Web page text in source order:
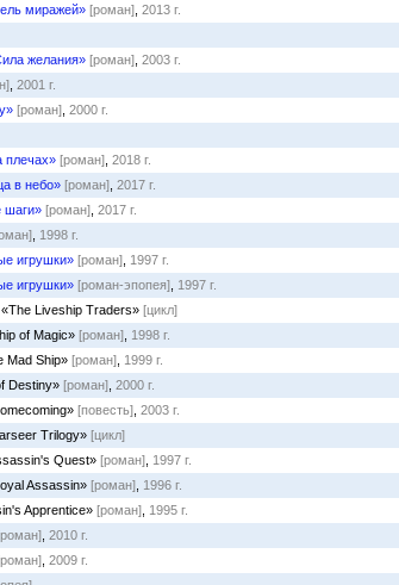
миражей» [роман] 2013 г.
желания» [роман] 2003 г.
2001 г.
[роман] 2000 г.
плечах» [роман] 2018 г.
в небо» [роман] 2017 г.
шаги» [роман] 2017 г.
1998 г.
игрушки» [роман] 1997 г.
игрушки» [роман-эпопея] 1997 г.
Liveship Traders» [цикл]
of Magic» [роман] 1998 г.
Mad Ship» [роман] 1999 г.
Destiny» [роман] 2000 г.
[повесть] 2003 г.
Trilogy» [цикл]
Quest» [роман] 1997 г.
Assassin» [роман] 1996 г.
Apprentice» [роман] 1995 г.
2010 г.
2009 г.